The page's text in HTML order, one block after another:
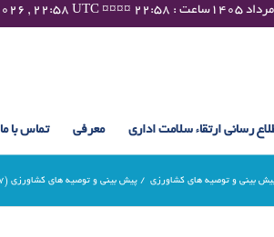
رسانی ارتقاء سلامت اداری معرفی تماس با ما
بینی و توصیه های کشاورزی / پیش بینی و توصیه های کشاورزی (7 فروردین1401)...